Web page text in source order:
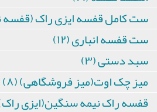
ست کامل قفسه ایزی راک (قفسه
ست قفسه انباری (۱۲)
سبد دستی (۳)
میز چک اوت(میز فروشگاهی) (۸)
قفسه راک نیمه سنگین(ایزی راک)